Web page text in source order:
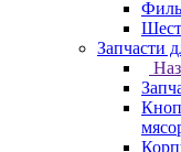
Запчасти